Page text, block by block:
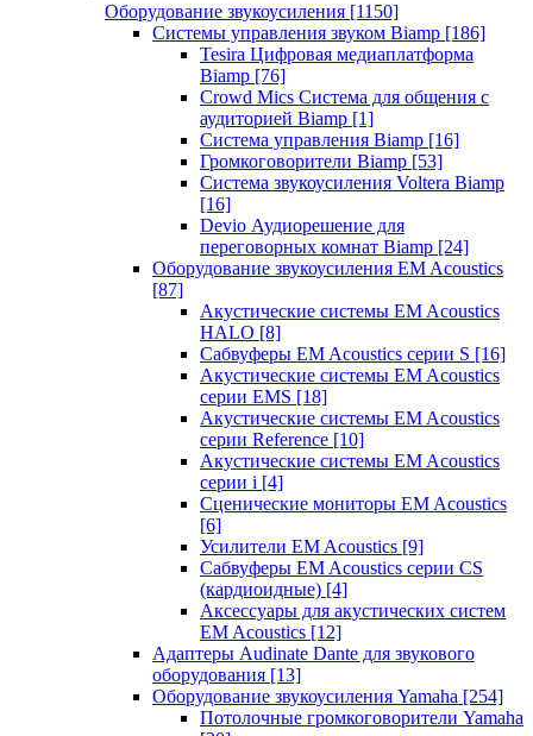
Оборудование звукоусиления [1150]
Системы управления звуком Biamp [186]
Tesira Цифровая медиаплатформа
Biamp [76]
Crowd Mics Система для общения с
аудиторией Biamp [1]
Система управления Biamp [16]
Громкоговорители Biamp [53]
Система звукоусиления Voltera Biamp
[16]
Devio Аудиорешение для
переговорных комнат Biamp [24]
Оборудование звукоусиления EM Acoustics
[87]
Акустические системы EM Acoustics
HALO [8]
Сабвуферы EM Acoustics серии S [16]
Акустические системы EM Acoustics
серии EMS [18]
Акустические системы EM Acoustics
серии Reference [10]
Акустические системы EM Acoustics
серии i [4]
Сценические мониторы EM Acoustics
[6]
Усилители EM Acoustics [9]
Сабвуферы EM Acoustics серии CS
(кардиоидные) [4]
Аксессуары для акустических систем
EM Acoustics [12]
Адаптеры Audinate Dante для звукового
оборудования [13]
Оборудование звукоусиления Yamaha [254]
Потолочные громкоговорители Yamaha